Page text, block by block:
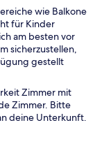
wie Balkone
für Kinder
am besten vor
sicherzustellen,
gestellt
Zimmer mit
Zimmer. Bitte
deine Unterkunft.